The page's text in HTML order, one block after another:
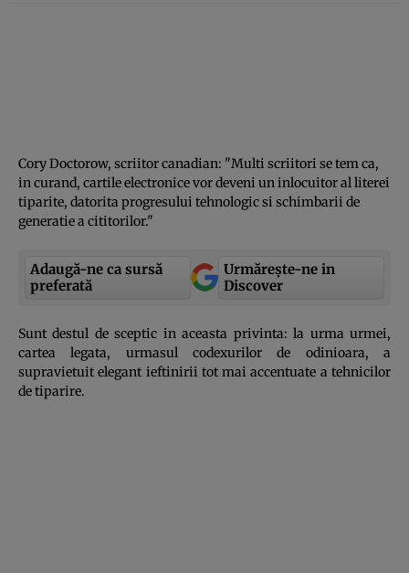
Cory Doctorow, scriitor canadian: "Multi scriitori se tem ca,
in curand, cartile electronice vor deveni un inlocuitor al literei
tiparite, datorita progresului tehnologic si schimbarii de
generatie a cititorilor."
Adaugă-ne ca sursă
preferată
Urmărește-ne in
Discover
Sunt destul de sceptic in aceasta privinta: la urma urmei,
cartea legata, urmasul codexurilor de odinioara, a
supravietuit elegant ieftinirii tot mai accentuate a tehnicilor
de tiparire.